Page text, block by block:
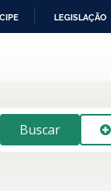
LEGISLAÇÃO
Buscar